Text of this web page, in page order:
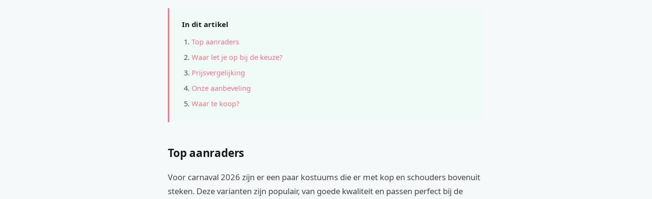
In dit artikel
Top aanraders
Waar let je op bij de keuze?
Prijsvergelijking
Onze aanbeveling
Waar te koop?
Top aanraders
Voor carnaval 2026 zijn er een paar kostuums die er met kop en schouders bovenuit
steken. Deze varianten zijn populair, van goede kwaliteit en passen perfect bij de